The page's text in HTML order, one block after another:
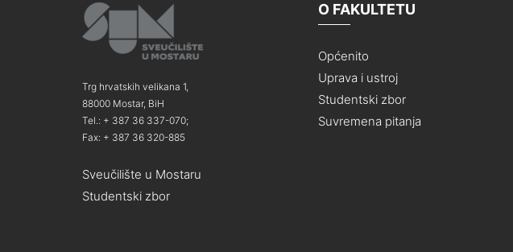
Trg hrvatskih velikana 1,
88000 Mostar, BiH
Tel.: + 387 36 337-070;
Fax: + 387 36 320-885
Sveučilište u Mostaru
Studentski zbor
O FAKULTETU
Općenito
Uprava i ustroj
Studentski zbor
Suvremena pitanja